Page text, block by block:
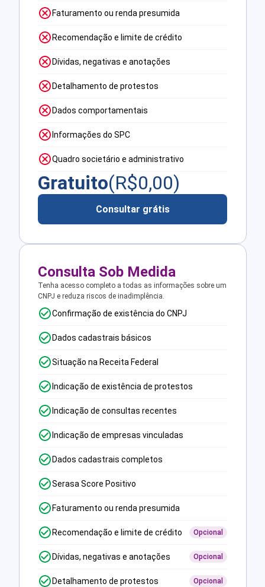
Faturamento ou renda presumida
Recomendação e limite de crédito
Dívidas, negativas e anotações
Detalhamento de protestos
Dados comportamentais
Informações do SPC
Quadro societário e administrativo
Gratuito(R$0,00)
Consultar grátis
Consulta Sob Medida
Tenha acesso completo a todas as informações sobre um
CNPJ e reduza riscos de inadimplência.
Confirmação de existência do CNPJ
Dados cadastrais básicos
Situação na Receita Federal
Indicação de existência de protestos
Indicação de consultas recentes
Indicação de empresas vinculadas
Dados cadastrais completos
Serasa Score Positivo
Faturamento ou renda presumida
Recomendação e limite de crédito Opcional
Dívidas, negativas e anotações Opcional
Detalhamento de protestos Opcional